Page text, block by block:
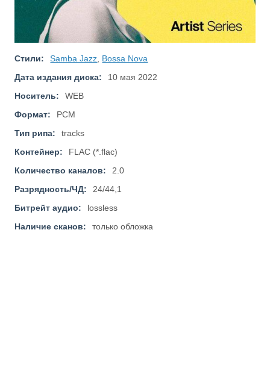
Стили: Samba Jazz Bossa Nova
Дата издания диска:
10 мая 2022
Носитель:
WEB
Формат:
PCM
Тип рипа:
tracks
Контейнер:
FLAC (*.flac)
Количество каналов:
2.0
Разрядность/ЧД:
24/44,1
Битрейт аудио:
lossless
Наличие сканов:
только обложка